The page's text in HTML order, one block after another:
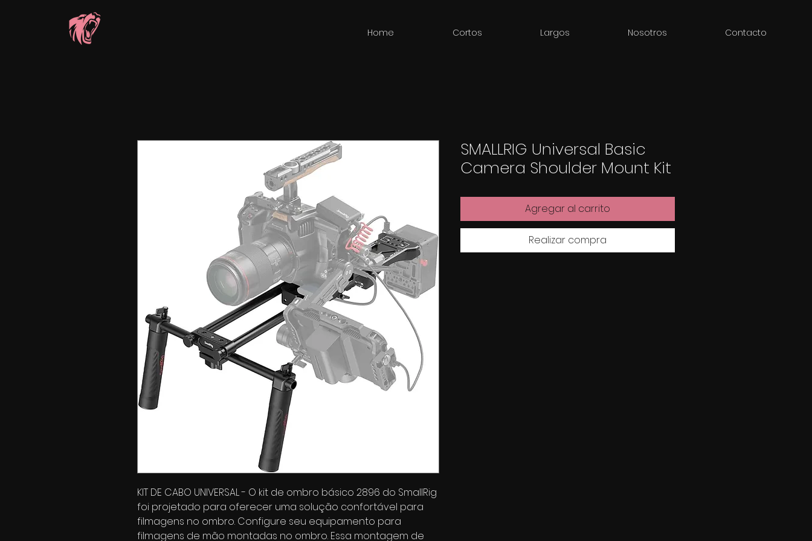
Home Cortos Largos Nosotros Contacto
KIT DE CABO UNIVERSAL - O kit de ombro básico 2896 do SmallRig
foi projetado para oferecer uma solução confortável para
filmagens no ombro. Configure seu equipamento para
filmagens de mão montadas no ombro. Essa montagem de
SMALLRIG Universal Basic
Camera Shoulder Mount Kit
Agregar al carrito
Realizar compra